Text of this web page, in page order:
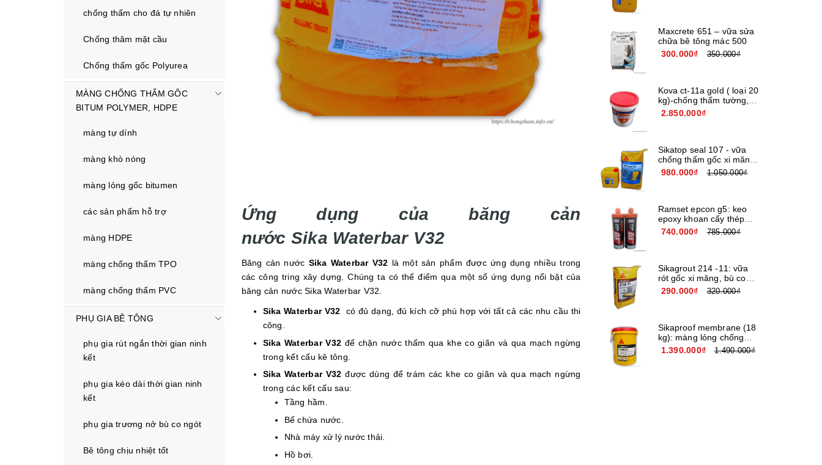
chống thấm cho đá tự nhiên
Chống thâm mặt cầu
Chống thấm gốc Polyurea
MÀNG CHỐNG THẤM GÔC
BITUM POLYMER, HDPE
màng tự dính
màng khò nóng
màng lỏng gốc bitumen
các sản phẩm hỗ trợ
màng HDPE
màng chống thấm TPO
màng chống thấm PVC
PHỤ GIA BÊ TÔNG
phụ gia rút ngắn thời gian ninh
kết
phụ gia kéo dài thời gian ninh
kết
phụ gia trương nở bù co ngót
Bê tông chịu nhiệt tốt
Ứng dụng của băng cản
nước Sika Waterbar V32
Băng cản nước Sika Waterbar V32 là một sản phẩm được ứng dụng nhiều trong
các công tring xây dựng. Chúng ta có thể điểm qua một số ứng dụng nổi bật của
băng cản nước Sika Waterbar V32.
Sika Waterbar V32 có đủ dạng, đủ kích cỡ phù hợp với tất cả các nhu cầu thi
công.
Sika Waterbar V32 để chặn nước thấm qua khe co giãn và qua mạch ngừng
trong kết cấu kê tông.
Sika Waterbar V32 được dùng để trám các khe co giãn và qua mạch ngừng
trong các kết cấu sau:
Tầng hầm.
Bể chứa nước.
Nhà máy xử lý nước thải.
Hồ bơi.
Maxcrete 651 – vữa sửa
chữa bê tông mác 500
300.000₫
350.000₫
Kova ct-11a gold ( loại 20
kg)-chống thấm tường,
bê tông
2.850.000₫
Sikatop seal 107 - vữa
chống thấm gốc xi măng
cải tiến giá rẻ
980.000₫ 1.050.000₫
Ramset epcon g5: keo
epoxy khoan cấy thép
nhập khẩu usa
740.000₫ 785.000₫
Sikagrout 214 -11: vữa
rót gốc xi măng, bù co
ngót chất lượng cao
290.000₫ 320.000₫
Sikaproof membrane (18
kg): màng lỏng chống
thấm đàn hồi cao cấp
1.390.000₫ 1.490.000₫